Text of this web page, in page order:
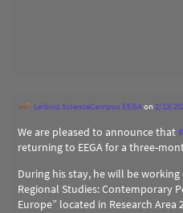
Leibniz ScienceCampus EEGAon2/13/
We are pleased to announce that#
returning to EEGA for a three-
During his stay, he will be
Regional Studies: Contemporary
Europe” located in Research Area